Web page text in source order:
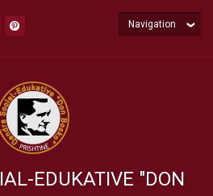
EDUKATIVE "DON
Navigation